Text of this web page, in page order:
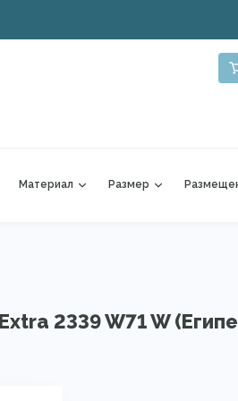
Материал Размер
2339 W71 W